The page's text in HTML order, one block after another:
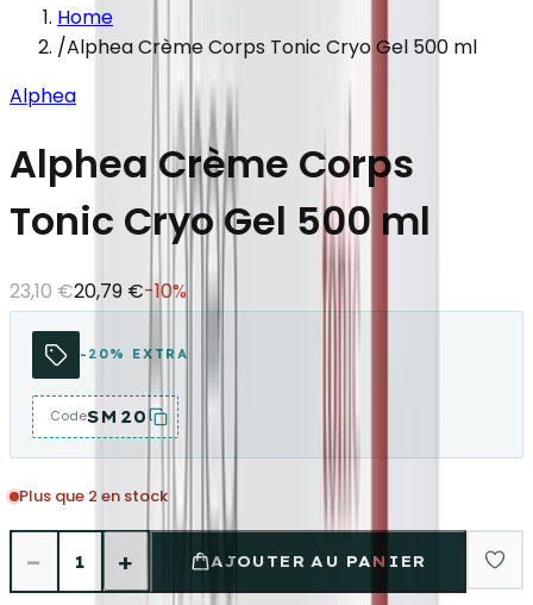
Home
/Alphea Crème Corps Tonic Cryo Gel 500 ml
Alphea
Alphea Crème Corps
Tonic Cryo Gel 500 ml
23,10 €20,79 €-10%
-20% EXTRA
CodeSM20
Plus que 2 en stock
− 1 + AJOUTER AU PANIER